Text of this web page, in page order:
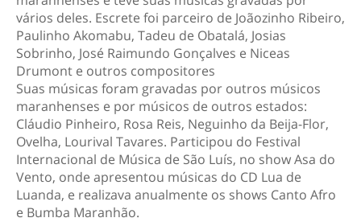
vários deles. Escrete foi parceiro de Joãozinho Ribeiro,
Paulinho Akomabu, Tadeu de Obatalá, Josias
Sobrinho, José Raimundo Gonçalves e Niceas
Drumont e outros compositores
Suas músicas foram gravadas por outros músicos
maranhenses e por músicos de outros estados:
Cláudio Pinheiro, Rosa Reis, Neguinho da Beija-Flor,
Ovelha, Lourival Tavares. Participou do Festival
Internacional de Música de São Luís, no show Asa do
Vento, onde apresentou músicas do CD Lua de
Luanda, e realizava anualmente os shows Canto Afro
e Bumba Maranhão.